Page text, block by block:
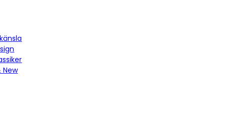
New